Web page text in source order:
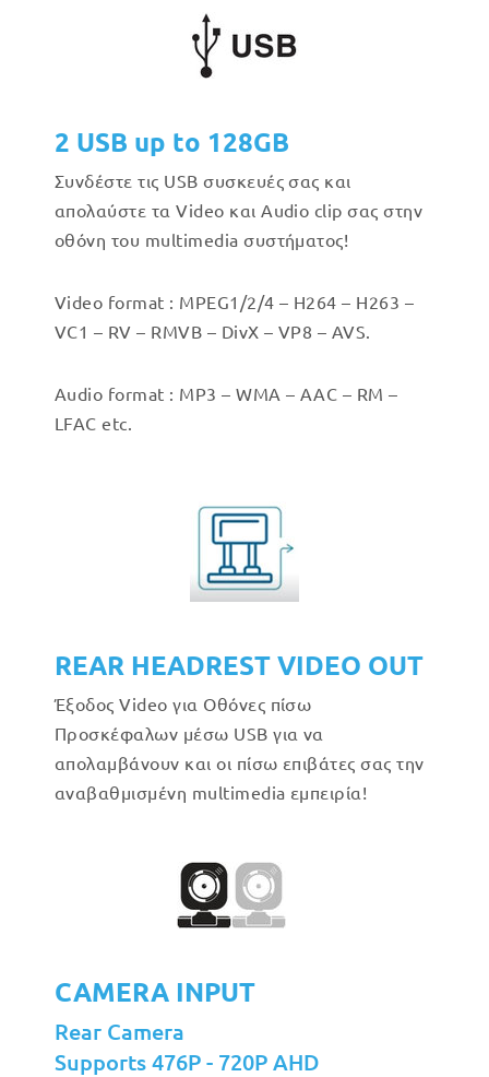
2 USB up to 128GB
Συνδέστε τις USB συσκευές σας και
απολαύστε τα Video και Audio clip σας στην
οθόνη του multimedia συστήματος!
Video format : MPEG1/2/4 – H264 – H263 –
VC1 – RV – RMVB – DivX – VP8 – AVS.
Audio format : MP3 – WMA – AAC – RM –
LFAC etc.
REAR HEADREST VIDEO OUT
Έξοδος Video για Οθόνες πίσω
Προσκέφαλων μέσω USB για να
απολαμβάνουν και οι πίσω επιβάτες σας την
αναβαθμισμένη multimedia εμπειρία!
CAMERA INPUT
Rear Camera
Supports 476P - 720P AHD